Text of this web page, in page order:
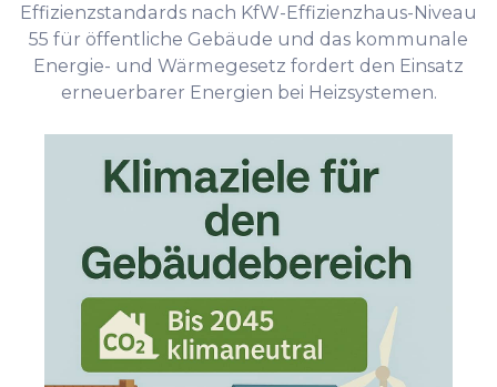
Effizienzstandards nach KfW-Effizienzhaus-Niveau
55 für öffentliche Gebäude und das kommunale
Energie- und Wärmegesetz fordert den Einsatz
erneuerbarer Energien bei Heizsystemen.